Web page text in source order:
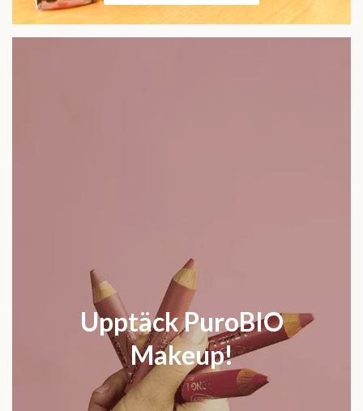
Upptäck PuroBIO
Makeup!